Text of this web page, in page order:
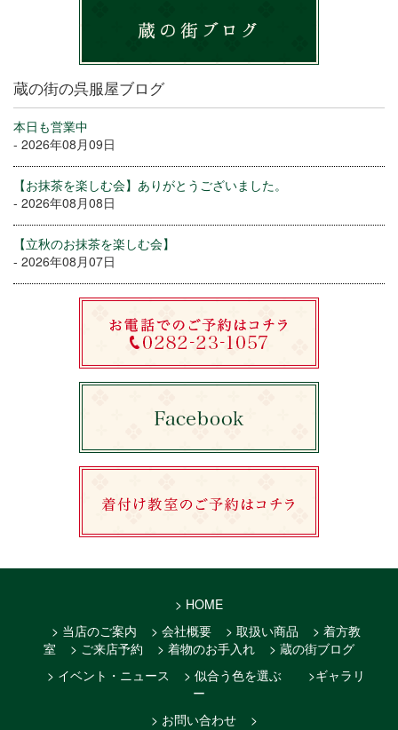
蔵の街の呉服屋ブログ
本日も営業中
- 2026年08月09日
【お抹茶を楽しむ会】ありがとうございました。
- 2026年08月08日
【立秋のお抹茶を楽しむ会】
- 2026年08月07日
> HOME
> 当店のご案内
> 会社概要 > 取扱い商品
> 着方教
室
> ご来店予約 > 着物のお手入れ
> 蔵の街ブログ
> イベント・ニュース
> 似合う色を選ぶ
>ギャラリ
ー
> お問い合わせ
>